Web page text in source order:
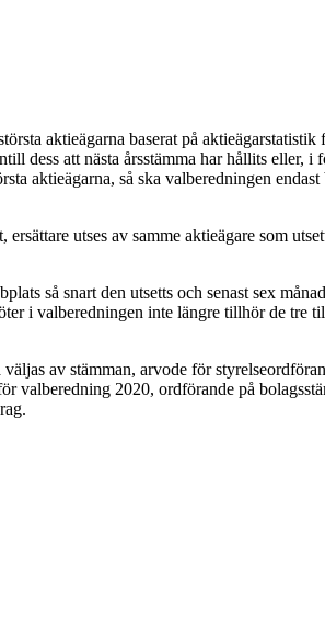
aktieägarna baserat på
dess att nästa årsstämma har hållits eller,
aktieägarna, så ska valberedningen
utses av samme aktieägare som
så snart den utsetts och senast sex
i valberedningen inte längre tillhör de tre
av stämman, arvode för
valberedning 2020, ordförande på